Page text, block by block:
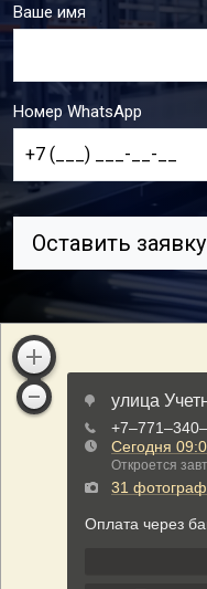
Ваше имя
Номер WhatsApp
Оставить заявку